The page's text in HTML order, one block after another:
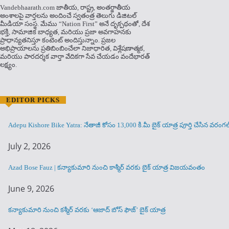
Vandebhaarath.com జాతీయ, రాష్ట్ర, అంతర్జాతీయ
అంశాలపై వార్తలను అందించే స్వతంత్ర తెలుగు డిజిటల్
మీడియా సంస్థ. మేము “Nation First” అనే దృక్పథంతో, దేశ
భక్తి, సామాజిక బాధ్యత, మరియు ప్రజా అవగాహనకు
ప్రాధాన్యతనిస్తూ కంటెంట్ అందిస్తున్నాం. ప్రజల
అభిప్రాయాలను ప్రతిబింబించేలా నిజాధారిత, విశ్లేషణాత్మక,
మరియు పారదర్శక వార్తా వేదికగా సేవ చేయడం వందేభార‌త్
ల‌క్ష్యం.
EDITOR PICKS
Adepu Kishore Bike Yatra: నేతాజీ కోసం 13,000 కి.మీ బైక్ యాత్ర పూర్తి చేసిన
July 2, 2026
Azad Bose Fauz | కన్యాకుమారి నుంచి కాశ్మీర్ వరకు బైక్ యాత్ర విజయవంతం
June 9, 2026
కన్యాకుమారి నుంచి కశ్మీర్ వరకు ‘ఆజాద్ బోస్ ఫౌజ్’ బైక్ యాత్ర